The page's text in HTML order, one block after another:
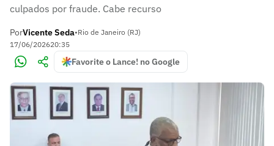
culpados por fraude. Cabe recurso
PorVicente Seda•Rio de Janeiro (RJ)
17/06/202620:35
Favorite o Lance! no Google